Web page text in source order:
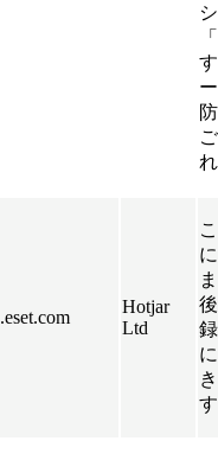
.eset.com
Hotjar
Ltd